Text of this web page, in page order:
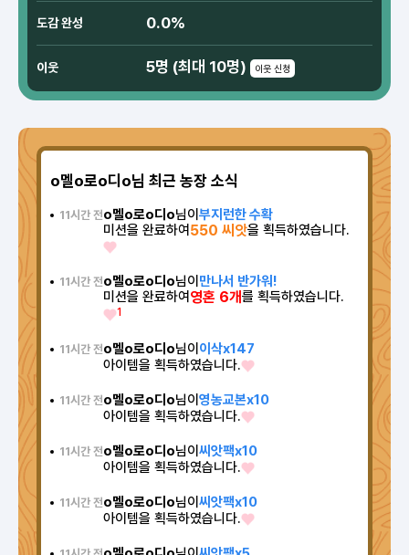
도감 완성 0.0%
이웃 5명 (최대 10명) 이웃 신청
o멜o로o디o님 최근 농장 소식
11시간 전o멜o로o디o님이 부지런한 수확
미션을 완료하여 550 씨앗을 획득하였습니다.
11시간 전o멜o로o디o님이 만나서 반가워!
미션을 완료하여 영혼 6개를 획득하였습니다.
1
11시간 전o멜o로o디o님이 이삭x147
아이템을 획득하였습니다.
11시간 전o멜o로o디o님이 영농교본x10
아이템을 획득하였습니다.
11시간 전o멜o로o디o님이 씨앗팩x10
아이템을 획득하였습니다.
11시간 전o멜o로o디o님이 씨앗팩x10
아이템을 획득하였습니다.